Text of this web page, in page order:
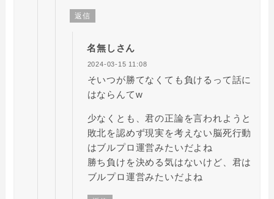
返信
名無しさん
2024-03-15 11:08
そいつが勝てなくても負けるって話に
はならんてw
少なくとも、君の正論を言われようと
敗北を認めず現実を考えない脳死行動
はブルプロ運営みたいだよね
勝ち負けを決める気はないけど、君は
ブルプロ運営みたいだよね